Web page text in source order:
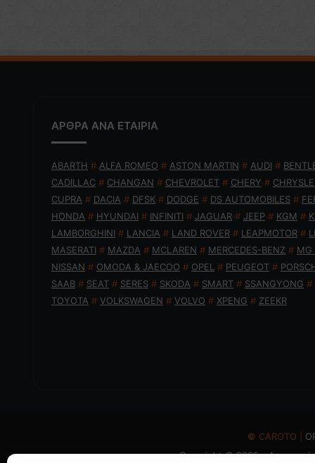
ΑΡΘΡΑ ΑΝΑ ΕΤΑΙΡΙΑ
ABARTH # ALFA ROMEO # ASTON MARTIN # AUDI #
CADILLAC # CHANGAN # CHEVROLET # CHERY #
CUPRA # DACIA # DFSK # DODGE # DS AUTOMOBILES #
HONDA # HYUNDAI # INFINITI # JAGUAR # JEEP # KGM #
LAMBORGHINI # LANCIA # LAND ROVER # LEAPMOTOR #
MASERATI # MAZDA # MCLAREN # MERCEDES-BENZ # MG
NISSAN # OMODA & JAECOO # OPEL # PEUGEOT #
SAAB # SEAT # SERES # SKODA # SMART # SSANGYONG #
TOYOTA # VOLKSWAGEN # VOLVO # XPENG # ZEEKR
© CAROTO |
Copyright © 2025 -